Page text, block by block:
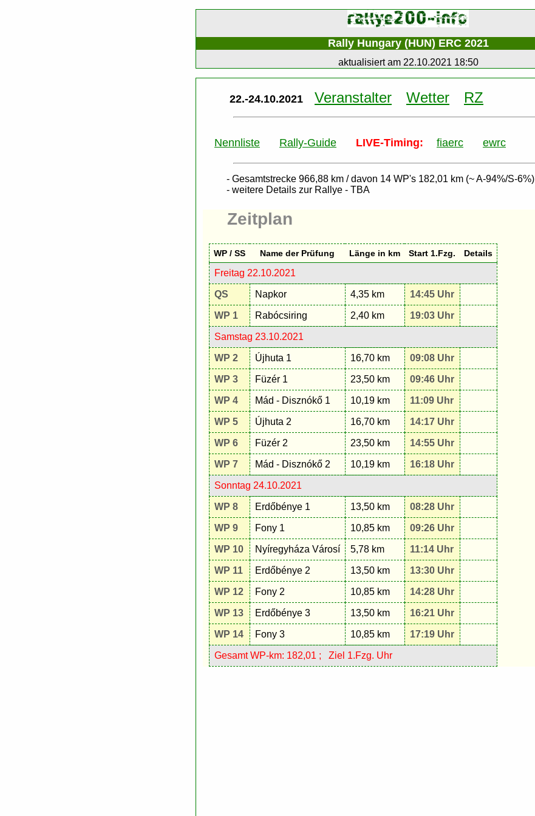
Rally Hungary (HUN) ERC 2021
aktualisiert am 22.10.2021 18:50
22.-24.10.2021 Veranstalter Wetter RZ
Nennliste Rally-Guide LIVE-Timing: fiaerc ewrc
- Gesamtstrecke 966,88 km / davon 14 WP's 182,01 km (~ A-94%/S-6%)
- weitere Details zur Rallye - TBA
Zeitplan
WP / SS Name der Prüfung Länge in km Start 1.Fzg. Details
Freitag 22.10.2021
QS Napkor 4,35 km 14:45 Uhr
WP 1 Rabócsiring 2,40 km 19:03 Uhr
Samstag 23.10.2021
WP 2 Újhuta 1 16,70 km 09:08 Uhr
WP 3 Füzér 1 23,50 km 09:46 Uhr
WP 4 Mád - Disznókő 1 10,19 km 11:09 Uhr
WP 5 Újhuta 2 16,70 km 14:17 Uhr
WP 6 Füzér 2 23,50 km 14:55 Uhr
WP 7 Mád - Disznókő 2 10,19 km 16:18 Uhr
Sonntag 24.10.2021
WP 8 Erdőbénye 1 13,50 km 08:28 Uhr
WP 9 Fony 1 10,85 km 09:26 Uhr
WP 10 Nyíregyháza Városí 5,78 km 11:14 Uhr
WP 11 Erdőbénye 2 13,50 km 13:30 Uhr
WP 12 Fony 2 10,85 km 14:28 Uhr
WP 13 Erdőbénye 3 13,50 km 16:21 Uhr
WP 14 Fony 3 10,85 km 17:19 Uhr
Gesamt WP-km: 182,01 ; Ziel 1.Fzg. Uhr